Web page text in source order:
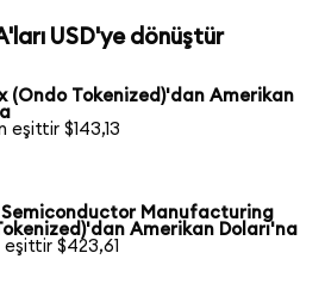
USD'ye dönüştür
(Ondo Tokenized)'dan Amerikan
eşittir $143,13
Semiconductor Manufacturing
Amerikan Doları'na
eşittir $423,61